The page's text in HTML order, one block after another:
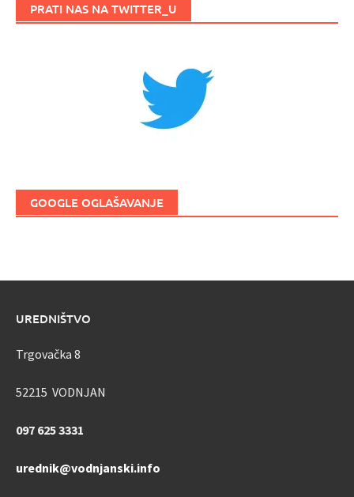
PRATI NAS NA TWITTER_U
GOOGLE OGLAŠAVANJE
UREDNIŠTVO
Trgovačka 8
52215 VODNJAN
097 625 3331
urednik@vodnjanski.info